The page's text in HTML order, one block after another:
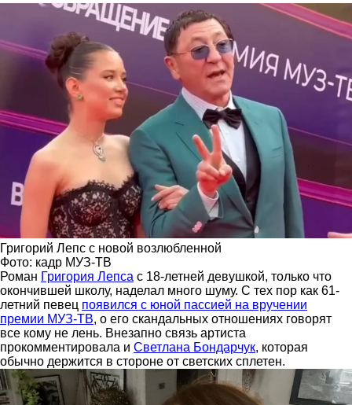
Григорий Лепс с новой возлюбленной
Фото: кадр МУЗ-ТВ
Роман Григория Лепса с 18-летней девушкой, только что
окончившей школу, наделал много шуму. С тех пор как 61-
летний певец появился с юной пассией на вручении
премии МУЗ-ТВ, о его скандальных отношениях говорят
все кому не лень. Внезапно связь артиста
прокомментировала и Светлана Бондарчук, которая
обычно держится в стороне от светских сплетен.